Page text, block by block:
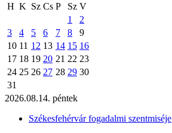
H K Sz Cs P Sz V
1
2
3
4 5 6 7 8
9
10 11 12 13 14 15 16
17 18 19 20 21 22 23
24 25 26 27 28 29 30
31
2026.08.14. péntek
Székesfehérvár fogadalmi szentmiséje